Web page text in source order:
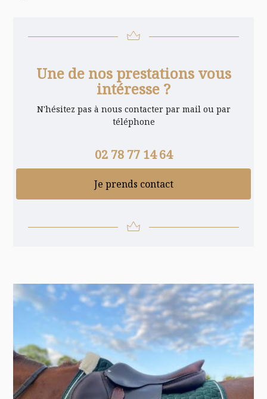
Une de nos prestations vous
intéresse ?
N'hésitez pas à nous contacter par mail ou par
téléphone
02 78 77 14 64
Je prends contact